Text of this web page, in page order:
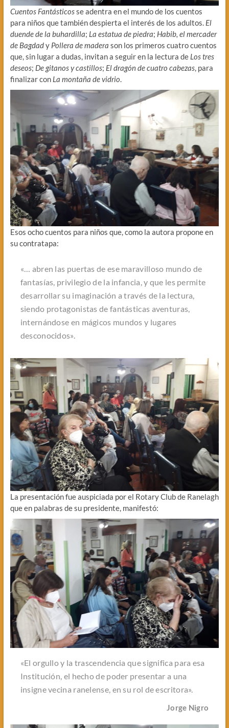
Cuentos Fantásticosse adentra en el mundo de los cuentos
para niños que también despierta el interés de los adultos. El
duende de la buhardilla; La estatua de piedra; Habib, el mercader
de Bagdady Pollera de madera son los primeros cuatro cuentos
que, sin lugar a dudas, invitan a seguir en la lectura de Los tres
deseos; De gitanos y castillos; El dragón de cuatro cabezas, para
finalizar con La montaña de vidrio.
Esos ocho cuentos para niños que, como la autora propone en
su contratapa:
«… abren las puertas de ese maravilloso mundo de
fantasías, privilegio de la infancia, y que les permite
desarrollar su imaginación a través de la lectura,
siendo protagonistas de fantásticas aventuras,
internándose en mágicos mundos y lugares
desconocidos».
La presentación fue auspiciada por el Rotary Club de Ranelagh
que en palabras de su presidente, manifestó:
«El orgullo y la trascendencia que significa para esa
Institución, el hecho de poder presentar a una
insigne vecina ranelense, en su rol de escritora».
Jorge Nigro